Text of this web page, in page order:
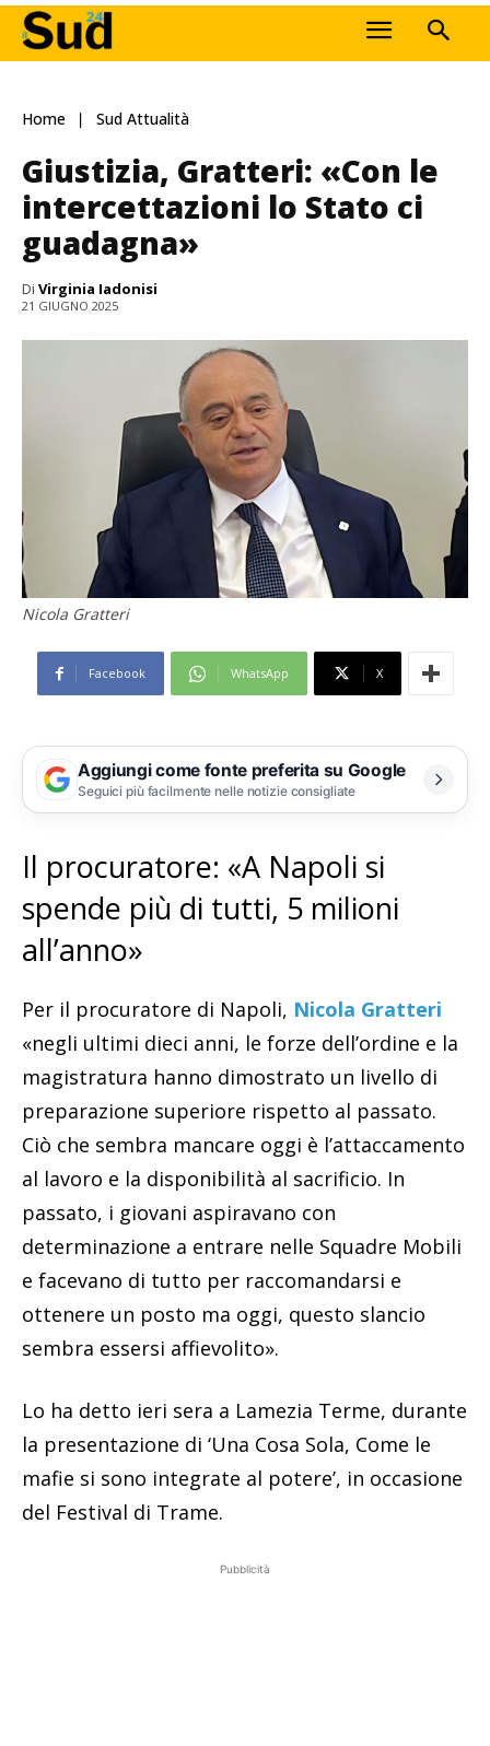
Home Sud Attualità
Giustizia, Gratteri: «Con le
intercettazioni lo Stato ci
guadagna»
Di Virginia Iadonisi
21 GIUGNO 2025
Nicola Gratteri
Facebook WhatsApp X
Aggiungi come fonte preferita su Google
Seguici più facilmente nelle notizie consigliate
Il procuratore: «A Napoli si
spende più di tutti, 5 milioni
all’anno»
Per il procuratore di Napoli, Nicola Gratteri
«negli ultimi dieci anni, le forze dell’ordine e la
magistratura hanno dimostrato un livello di
preparazione superiore rispetto al passato.
Ciò che sembra mancare oggi è l’attaccamento
al lavoro e la disponibilità al sacrificio. In
passato, i giovani aspiravano con
determinazione a entrare nelle Squadre Mobili
e facevano di tutto per raccomandarsi e
ottenere un posto ma oggi, questo slancio
sembra essersi affievolito».
Lo ha detto ieri sera a Lamezia Terme, durante
la presentazione di ‘Una Cosa Sola, Come le
mafie si sono integrate al potere’, in occasione
del Festival di Trame.
Pubblicità